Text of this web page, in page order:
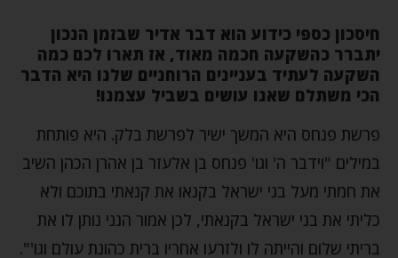
חיסכון כספי כידוע הוא דבר אדיר שבזמן הנכון
יתברר כהשקעה חכמה מאוד, אז תארו לכם כמה
השקעה לעתיד בעניינים הרוחניים שלנו היא הדבר
הכי משתלם שאנו עושים בשביל עצמנו!
פרשת פנחס היא המשך ישיר לפרשת בלק. היא פותחת
במילים "וידבר ה' וגו' פנחס בן אלעזר בן אהרן הכהן השיב
את חמתי מעל בני ישראל בקנאו את קנאתי בתוכם ולא
כליתי את בני ישראל בקנאתי, לכן אמור הנני נותן לו את
בריתי שלום והייתה לו ולזרעו אחריו ברית כהונת עולם וגו'".